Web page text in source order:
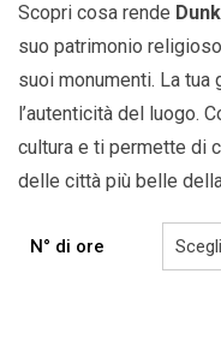
Scopri cosa rende
suo patrimonio
suoi monumenti. La tua
l’autenticità del luogo.
cultura e ti permette di
delle città più belle
N° di ore